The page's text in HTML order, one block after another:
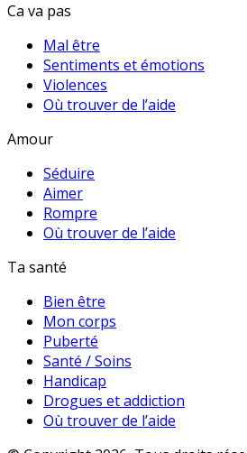
Ca va pas
Mal être
Sentiments et émotions
Violences
Où trouver de l’aide
Amour
Séduire
Aimer
Rompre
Où trouver de l’aide
Ta santé
Bien être
Mon corps
Puberté
Santé / Soins
Handicap
Drogues et addiction
Où trouver de l’aide